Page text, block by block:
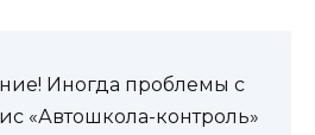
Иногда проблемы с
«Автошкола-контроль»